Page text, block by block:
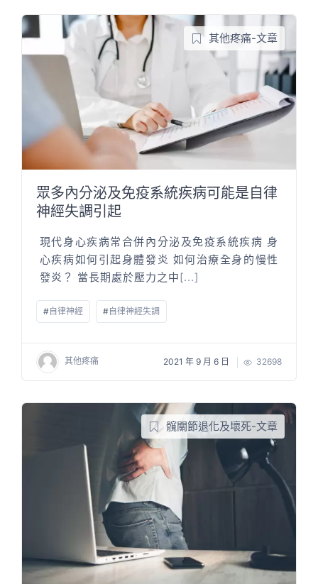
其他疼痛-文章
眾多內分泌及免疫系統疾病可能是自律
神經失調引起
現代身心疾病常合併內分泌及免疫系統疾病 身
心疾病如何引起身體發炎 如何治療全身的慢性
發炎？ 當長期處於壓力之中[...]
#自律神經 #自律神經失調
其他疼痛 2021 年 9 月 6 日 32698
髖關節退化及壞死-文章